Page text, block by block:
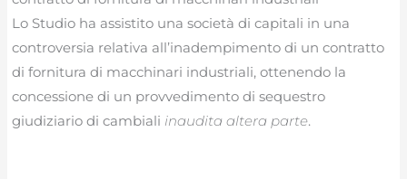
Lo Studio ha assistito una società di capitali in una
controversia relativa all’inadempimento di un contratto
di fornitura di macchinari industriali, ottenendo la
concessione di un provvedimento di sequestro
giudiziario di cambiali inaudita altera parte.